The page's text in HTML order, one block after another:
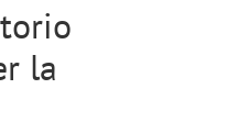
la